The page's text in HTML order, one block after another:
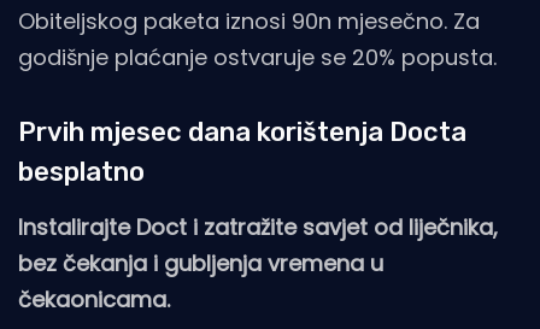
Obiteljskog paketa iznosi 90n mjesečno. Za
godišnje plaćanje ostvaruje se 20% popusta.
Prvih mjesec dana korištenja Docta
besplatno
Instalirajte Doct i zatražite savjet od liječnika,
bez čekanja i gubljenja vremena u
čekaonicama.